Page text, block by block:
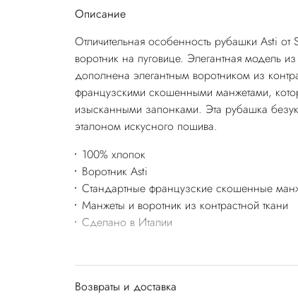
Описание
Отличительная особенность рубашки Asti от
воротник на пуговице. Элегантная модель
дополнена элегантным воротником из
французскими скошенными манжетами,
изысканными запонками. Эта рубашка
эталоном искусного пошива.
100% хлопок
Воротник Asti
Стандартные французские скошенные
Манжеты и воротник из контрастной ткани
Сделано в Италии
Возвраты и доставка